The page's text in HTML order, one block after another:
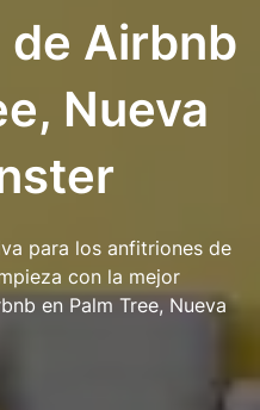
Airbnb
Nueva
para los anfitriones de
con la mejor
en Palm Tree, Nueva